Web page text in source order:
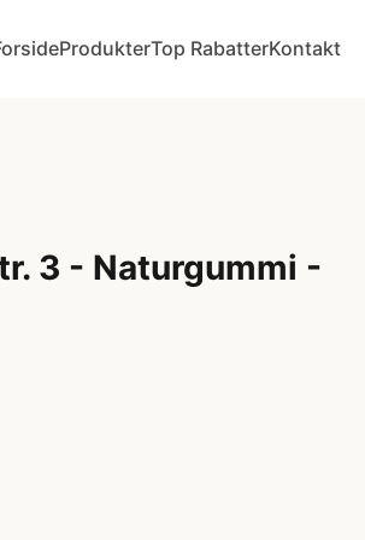
ProdukterTop RabatterKontakt
3 - Naturgummi -